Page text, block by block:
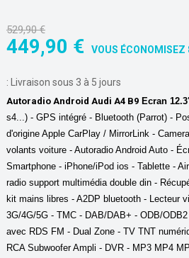
529,90 €
449,90 € VOUS ÉCONOMISEZ
: Livraison sous 3 à 5 jours
Autoradio Android Audi A4 B9 Ecran
s4...) - GPS intégré - Bluetooth (Parrot) -
d'origine Apple CarPlay / MirrorLink -
volants voiture - Autoradio Android Auto -
Smartphone - iPhone/iPod ios - Tablette -
radio support multimédia double din -
kit mains libres - A2DP bluetooth - Lecteur
3G/4G/5G - TMC - DAB/DAB+ - ODB/
avec RDS FM - Dual Zone - TV TNT
RCA Subwoofer Ampli - DVR - MP3 MP4